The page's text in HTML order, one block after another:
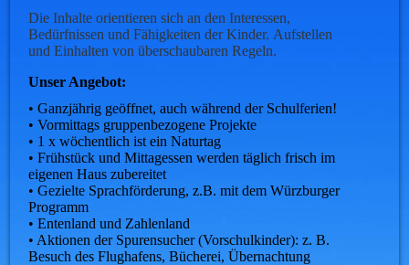
Die Inhalte orientieren sich an den Interessen,
Bedürfnissen und Fähigkeiten der Kinder. Aufstellen
und Einhalten von überschaubaren Regeln.
Unser Angebot:
• Ganzjährig geöffnet, auch während der Schulferien!
• Vormittags gruppenbezogene Projekte
• 1 x wöchentlich ist ein Naturtag
• Frühstück und Mittagessen werden täglich frisch im
eigenen Haus zubereitet
• Gezielte Sprachförderung, z.B. mit dem Würzburger
Programm
• Entenland und Zahlenland
• Aktionen der Spurensucher (Vorschulkinder): z. B.
Besuch des Flughafens, Bücherei, Übernachtung